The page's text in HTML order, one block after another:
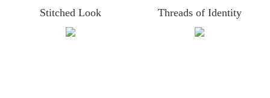
Stitched Look Threads of Identity